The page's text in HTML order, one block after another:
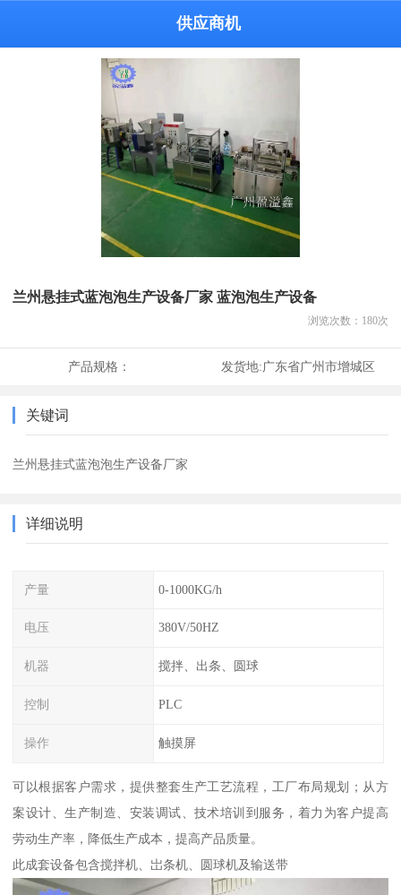
供应商机
兰州悬挂式蓝泡泡生产设备厂家 蓝泡泡生产设备
浏览次数： 180次
产品规格： 发货地:广东省广州市增城区
关键词
兰州悬挂式蓝泡泡生产设备厂家
详细说明
产量 0-1000KG/h
电压 380V/50HZ
机器 搅拌、出条、圆球
控制 PLC
操作 触摸屏
可以根据客户需求，提供整套生产工艺流程，工厂布局规划；从方
案设计、生产制造、安装调试、技术培训到服务，着力为客户提高
劳动生产率，降低生产成本，提高产品质量。
此成套设备包含搅拌机、岀条机、圆球机及输送带